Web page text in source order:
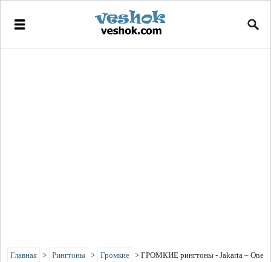
Главная > Рингтоны > Громкие > ГРОМКИЕ рингтоны - Jakarta – One